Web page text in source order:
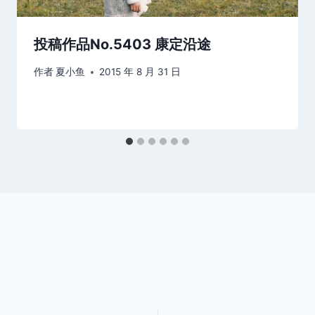
投稿作品No.5403 康定沿途
作者 夏小鱼 2015 年 8 月 31 日